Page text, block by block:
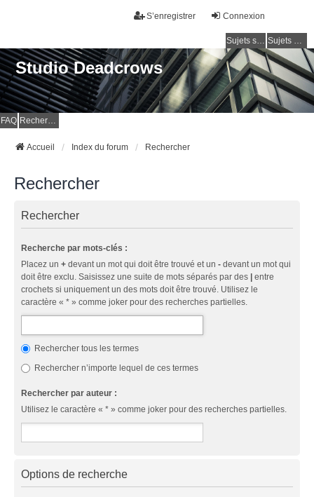
Connexion
S’enregistrer
Sujets sans réponse Sujets actifs
Studio Deadcrows
FAQ Rechercher
Accueil Index du forum Rechercher
Rechercher
Rechercher
Recherche par mots-clés :
Placez un + devant un mot qui doit être trouvé et un - devant un mot qui
doit être exclu. Saisissez une suite de mots séparés par des | entre
crochets si uniquement un des mots doit être trouvé. Utilisez le
caractère « * » comme joker pour des recherches partielles.
Rechercher tous les termes
Rechercher n’importe lequel de ces termes
Rechercher par auteur :
Utilisez le caractère « * » comme joker pour des recherches partielles.
Options de recherche